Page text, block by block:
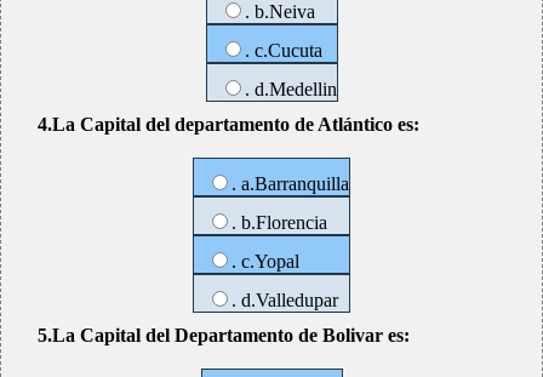
. b.Neiva
. c.Cucuta
. d.Medellin
4.La Capital del departamento de Atlántico es:
. a.Barranquilla
. b.Florencia
. c.Yopal
. d.Valledupar
5.La Capital del Departamento de Bolivar es: